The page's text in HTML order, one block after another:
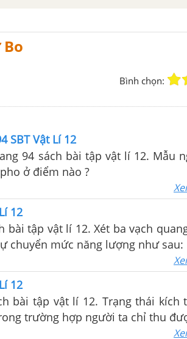
Bình chọn:
SBT Vật Lí 12
94 sách bài tập vật lí 12. Mẫu
ở điểm nào ?
12
bài tập vật lí 12. Xét ba vạch
chuyển mức năng lượng như sau:
12
bài tập vật lí 12. Trạng thái kích
trường hợp người ta chỉ thu